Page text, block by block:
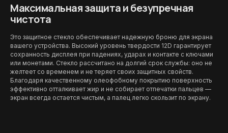
Максимальная защита и безупречная
чистота
Это защитное стекло обеспечивает надежную броню для экрана
вашего устройства. Высокий уровень твердости 12D гарантирует
сохранность дисплея при падениях, ударах и контакте с ключами
или монетами. Стекло рассчитано на долгий срок службы: оно не
желтеет со временем и не теряет своих защитных свойств.
Благодаря качественному олеофобному покрытию поверхность
эффективно отталкивает жир и не собирает отпечатки пальцев —
экран всегда остается чистым, а палец легко скользит по экрану.